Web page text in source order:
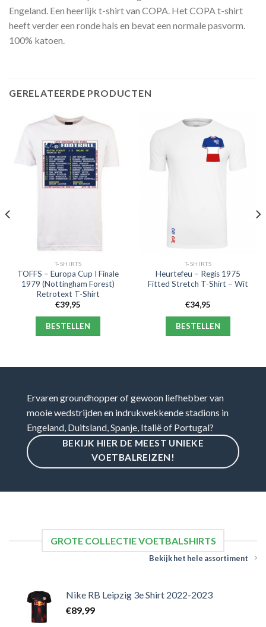
Engeland. Een heerlijk t-shirt van COPA. Het COPA t-shirt
heeft verder een ronde hals en bevat een normale pasvorm.
100% katoen.
GERELATEERDE PRODUCTEN
T-SHIRTS
TOFFS – Europa Cup I Finale
1979 (Nottingham Forest)
Retrotext T-Shirt
€39,95
BESTELLEN
T-SHIRTS
Heurtefeu – Regis 1975
Fitted Stretch T-Shirt – Wit
€34,95
BESTELLEN
Ervaren groundhopper of gewoon liefhebber van
mooie wedstrijden en indrukwekkende stadions in
Engeland, Duitsland, Spanje, Italië of Portugal?
BEKIJK HIER DE MEEST UNIEKE
VOETBALREIZEN!
GROTE COLLECTIE VOETBALSHIRTS
Bekijk het hele assortiment
Nike RB Leipzig 3e Shirt 2022-2023
€89,99